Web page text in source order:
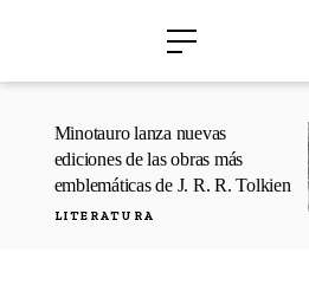
Minotauro lanza nuevas
ediciones de las obras más
emblemáticas de J. R. R. Tolkien
LITERATURA
›